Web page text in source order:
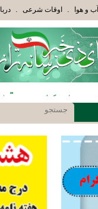
أُوْلُوا الْأَلْبَابِ» عاقلان
آب و هوا . اوقات شرعی .